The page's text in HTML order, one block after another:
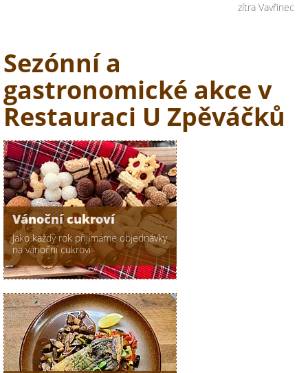
zítra Vavřinec
Sezónní a
gastronomické akce v
Restauraci U Zpěváčků
Vánoční cukroví
Jako každý rok přijímáme objednávky
na vánoční cukroví